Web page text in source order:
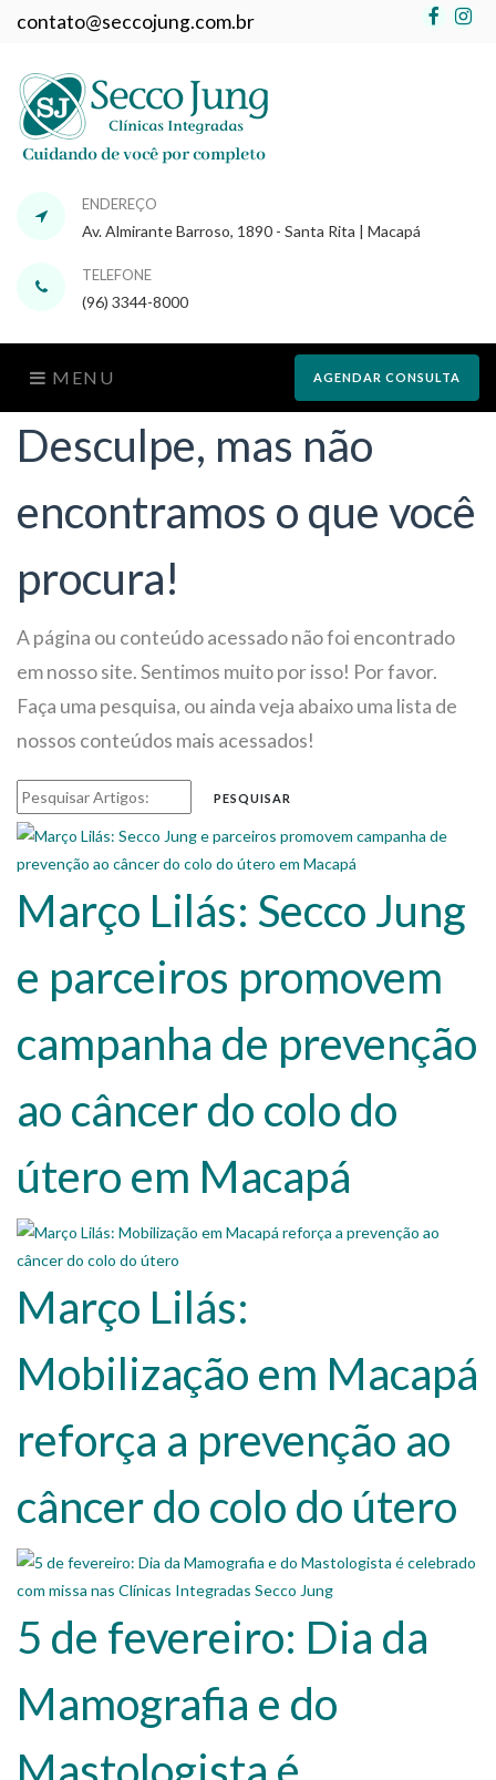
contato@seccojung.com.br
ENDEREÇO
Av. Almirante Barroso, 1890 - Santa Rita | Macapá
TELEFONE
(96) 3344-8000
MENU AGENDAR CONSULTA
Desculpe, mas não
encontramos o que você
procura!
A página ou conteúdo acessado não foi encontrado
em nosso site. Sentimos muito por isso! Por favor.
Faça uma pesquisa, ou ainda veja abaixo uma lista de
nossos conteúdos mais acessados!
PESQUISAR
Março Lilás: Secco Jung
e parceiros promovem
campanha de prevenção
ao câncer do colo do
útero em Macapá
Março Lilás:
Mobilização em Macapá
reforça a prevenção ao
câncer do colo do útero
5 de fevereiro: Dia da
Mamografia e do